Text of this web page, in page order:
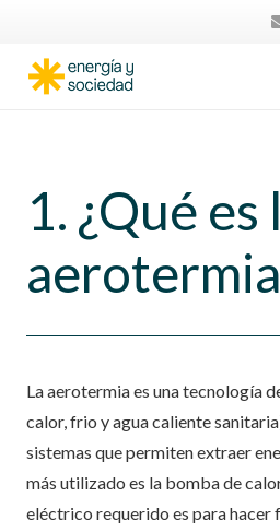
1. ¿Qué es
La aerotermia es una tecnología
calor, frio y agua caliente
sistemas que permiten extraer
más utilizado es la bomba de
eléctrico requerido es para hacer